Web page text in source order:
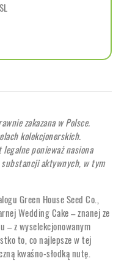
zakazana w Polsce.
kolekcjonerskich.
ponieważ nasiona
substancji aktywnych, w tym
Green House Seed Co.,
Wedding Cake – znanej ze
– z wyselekcjonowanym
to, co najlepsze w tej
kwaśno-słodką nutę.